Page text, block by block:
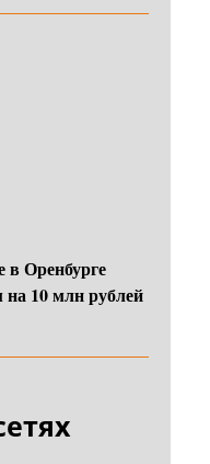
в Оренбурге
на 10 млн рублей